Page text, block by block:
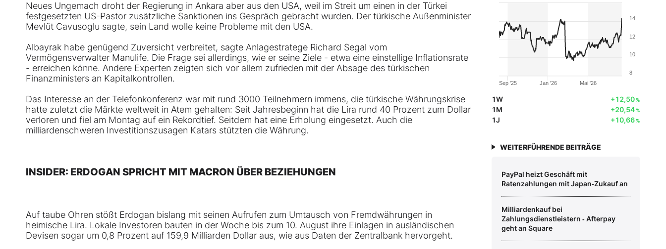
Neues Ungemach droht der Regierung in Ankara aber aus den USA, weil im Streit um einen in der Türkei
festgesetzten US-Pastor zusätzliche Sanktionen ins Gespräch gebracht wurden. Der türkische Außenminister
Mevlüt Cavusoglu sagte, sein Land wolle keine Probleme mit den USA.
Albayrak habe genügend Zuversicht verbreitet, sagte Anlagestratege Richard Segal vom
Vermögensverwalter Manulife. Die Frage sei allerdings, wie er seine Ziele - etwa eine einstellige Inflationsrate
- erreichen könne. Andere Experten zeigten sich vor allem zufrieden mit der Absage des türkischen
Finanzministers an Kapitalkontrollen.
Das Interesse an der Telefonkonferenz war mit rund 3000 Teilnehmern immens, die türkische Währungskrise
hatte zuletzt die Märkte weltweit in Atem gehalten: Seit Jahresbeginn hat die Lira rund 40 Prozent zum Dollar
verloren und fiel am Montag auf ein Rekordtief. Seitdem hat eine Erholung eingesetzt. Auch die
milliardenschweren Investitionszusagen Katars stützten die Währung.
INSIDER: ERDOGAN SPRICHT MIT MACRON ÜBER BEZIEHUNGEN
Auf taube Ohren stößt Erdogan bislang mit seinen Aufrufen zum Umtausch von Fremdwährungen in
heimische Lira. Lokale Investoren bauten in der Woche bis zum 10. August ihre Einlagen in ausländischen
Devisen sogar um 0,8 Prozent auf 159,9 Milliarden Dollar aus, wie aus Daten der Zentralbank hervorgeht.
Jan '26
Sep '25 Mai '26
8
10
12
14
1W +12,50%
1M +20,54%
1J +10,66%
WEITERFÜHRENDE BEITRÄGE
PayPal heizt Geschäft mit
Ratenzahlungen mit Japan‑Zukauf an
Milliardenkauf bei
Zahlungsdienstleistern ‑ Afterpay
geht an Square